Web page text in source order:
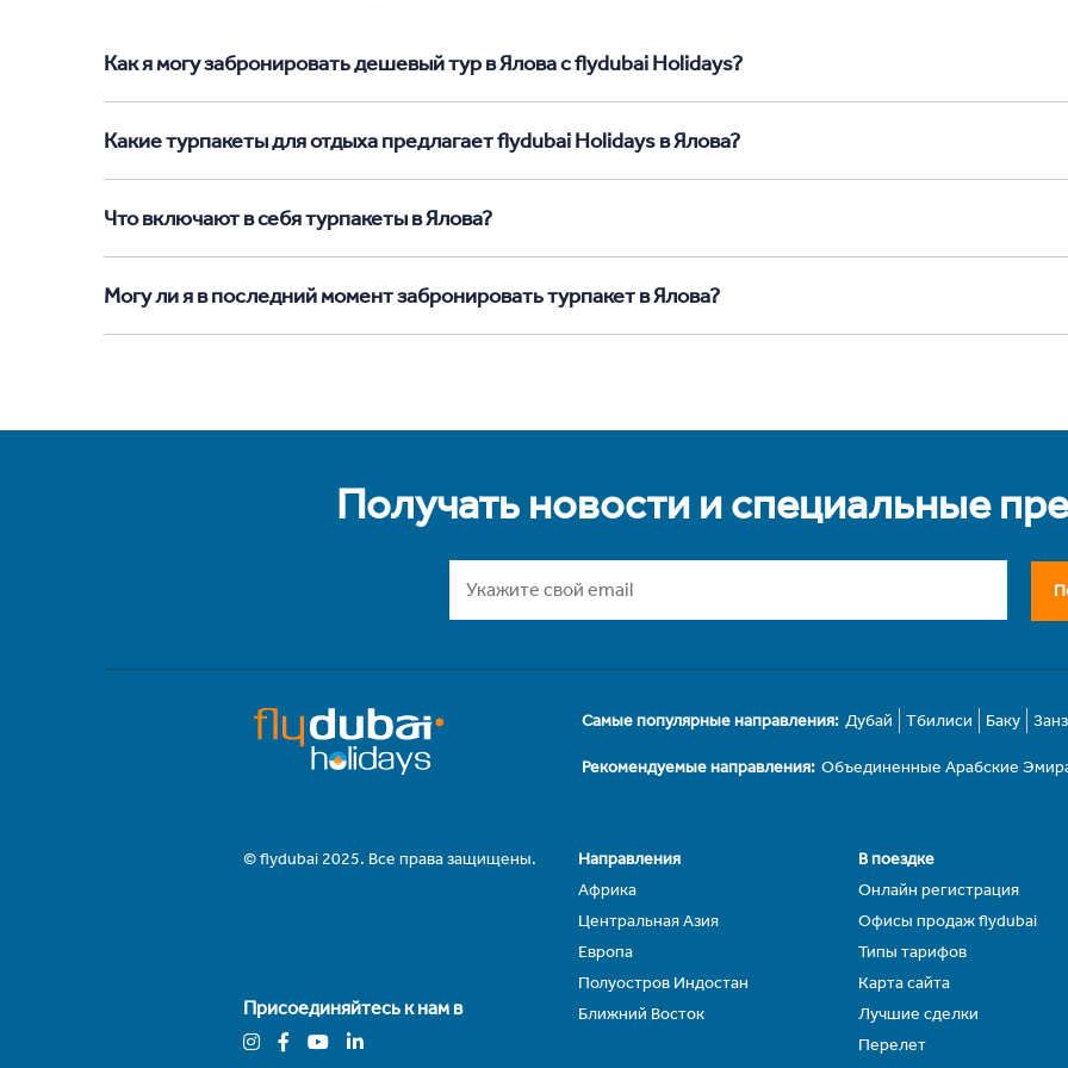
Как я могу забронировать дешевый тур в Ялова с flydubai Holidays?
Какие турпакеты для отдыха предлагает flydubai Holidays в Ялова?
Что включают в себя турпакеты в Ялова?
Могу ли я в последний момент забронировать турпакет в Ялова?
Получать новости и специальные
Самые популярные направления: Дубай Тбилиси Баку
Рекомендуемые направления: Объединенные Арабские
© flydubai 2025. Все права защищены.
Присоединяйтесь к нам в
Направления
Африка
Центральная Азия
Европа
Полуостров Индостан
Ближний Восток
В поездке
Онлайн регистрация
Офисы продаж flydubai
Типы тарифов
Карта сайта
Лучшие сделки
Перелет